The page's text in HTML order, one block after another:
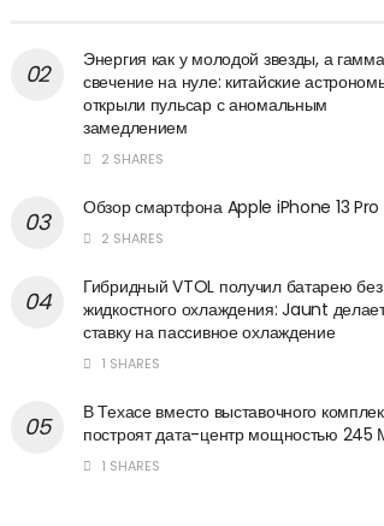
Энергия как у молодой звезды, а
свечение на нуле: китайские
открыли пульсар с аномальным
замедлением
2 SHARES
Обзор смартфона Apple iPhone 13 Pro
2 SHARES
Гибридный VTOL получил батарею без
жидкостного охлаждения: Jaunt
ставку на пассивное охлаждение
1 SHARES
В Техасе вместо выставочного
построят дата-центр мощностью 245
1 SHARES